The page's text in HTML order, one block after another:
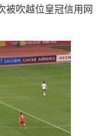
被吹越位皇冠信用网